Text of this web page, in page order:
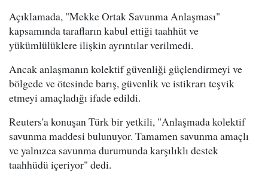
Açıklamada, "Mekke Ortak Savunma Anlaşması"
kapsamında tarafların kabul ettiği taahhüt ve
yükümlülüklere ilişkin ayrıntılar verilmedi.
Ancak anlaşmanın kolektif güvenliği güçlendirmeyi ve
bölgede ve ötesinde barış, güvenlik ve istikrarı teşvik
etmeyi amaçladığı ifade edildi.
Reuters'a konuşan Türk bir yetkili, "Anlaşmada kolektif
savunma maddesi bulunuyor. Tamamen savunma amaçlı
ve yalnızca savunma durumunda karşılıklı destek
taahhüdü içeriyor" dedi.